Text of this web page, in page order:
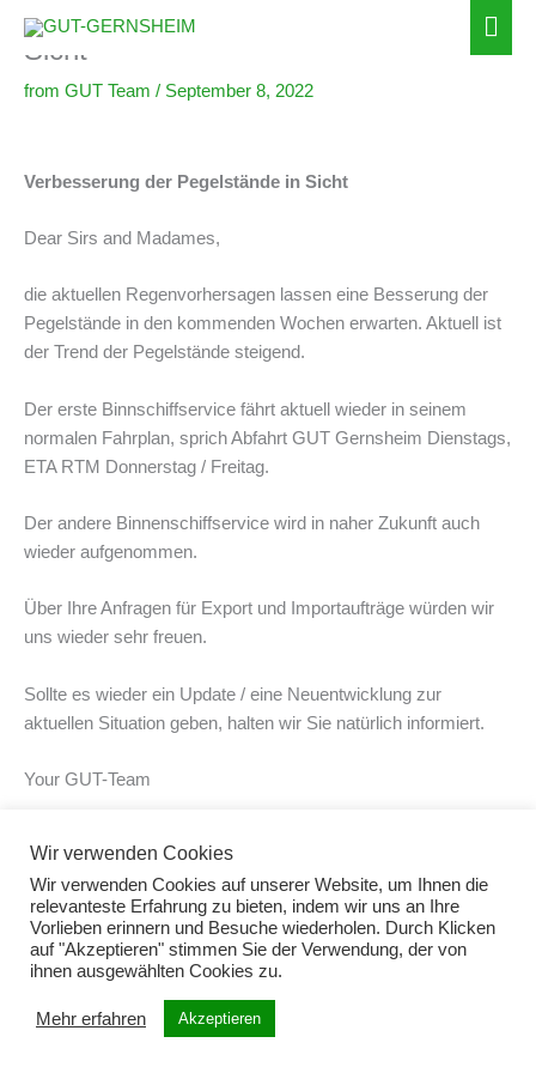
Inhalt
Verbesserung der Pegelstände in
Sicht
from GUT Team / September 8, 2022
Verbesserung der Pegelstände in Sicht
Dear Sirs and Madames,
die aktuellen Regenvorhersagen lassen eine Besserung der
Pegelstände in den kommenden Wochen erwarten. Aktuell ist
der Trend der Pegelstände steigend.
Der erste Binnschiffservice fährt aktuell wieder in seinem
normalen Fahrplan, sprich Abfahrt GUT Gernsheim Dienstags,
ETA RTM Donnerstag / Freitag.
Der andere Binnenschiffservice wird in naher Zukunft auch
wieder aufgenommen.
Über Ihre Anfragen für Export und Importaufträge würden wir
uns wieder sehr freuen.
Sollte es wieder ein Update / eine Neuentwicklung zur
aktuellen Situation geben, halten wir Sie natürlich informiert.
Your GUT-Team
Wir verwenden Cookies
Wir verwenden Cookies auf unserer Website, um Ihnen die
relevanteste Erfahrung zu bieten, indem wir uns an Ihre
Vorlieben erinnern und Besuche wiederholen. Durch Klicken
auf "Akzeptieren" stimmen Sie der Verwendung, der von
ihnen ausgewählten Cookies zu.
Mehr erfahren Akzeptieren